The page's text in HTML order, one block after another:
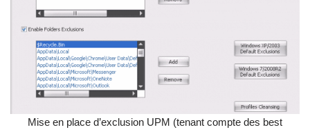
Mise en place d’exclusion UPM (tenant compte des best